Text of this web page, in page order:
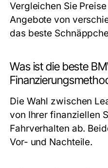
Vergleichen Sie
Angebote von
das beste
Was ist die beste
Die Wahl zwischen
von Ihrer finanziellen
Fahrverhalten ab.
Vor- und Nachteile.